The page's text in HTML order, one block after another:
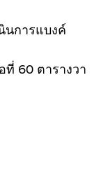
นการแบงค์
60 ตารางวา